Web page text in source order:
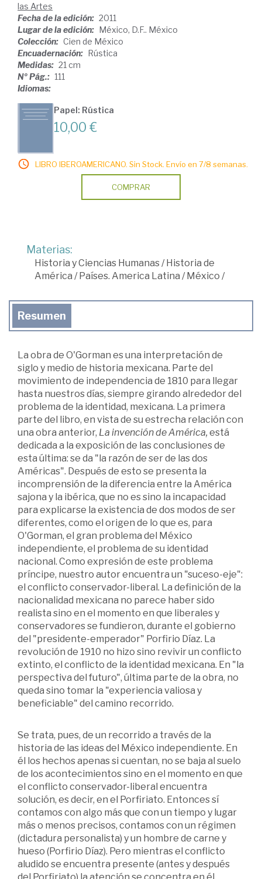
las Artes
Fecha de la edición: 2011
Lugar de la edición: México, D.F.. México
Colección: Cien de México
Encuadernación: Rústica
Medidas: 21 cm
Nº Pág.: 111
Idiomas:
Papel: Rústica
10,00 €
LIBRO IBEROAMERICANO. Sin Stock. Envío en 7/8 semanas.
COMPRAR
Materias:
Historia y Ciencias Humanas/Historia de
América /Países. America Latina /México /
Resumen
La obra de O'Gorman es una interpretación de
siglo y medio de historia mexicana. Parte del
movimiento de independencia de 1810 para llegar
hasta nuestros días, siempre girando alrededor del
problema de la identidad, mexicana. La primera
parte del libro, en vista de su estrecha relación con
una obra anterior, La invención de América, está
dedicada a la exposición de las conclusiones de
esta última: se da "la razón de ser de las dos
Américas". Después de esto se presenta la
incomprensión de la diferencia entre la América
sajona y la ibérica, que no es sino la incapacidad
para explicarse la existencia de dos modos de ser
diferentes, como el origen de lo que es, para
O'Gorman, el gran problema del México
independiente, el problema de su identidad
nacional. Como expresión de este problema
príncipe, nuestro autor encuentra un "suceso-eje":
el conflicto conservador-liberal. La definición de la
nacionalidad mexicana no parece haber sido
realista sino en el momento en que liberales y
conservadores se fundieron, durante el gobierno
del "presidente-emperador" Porfirio Díaz. La
revolución de 1910 no hizo sino revivir un conflicto
extinto, el conflicto de la identidad mexicana. En "la
perspectiva del futuro", última parte de la obra, no
queda sino tomar la "experiencia valiosa y
beneficiable" del camino recorrido.
Se trata, pues, de un recorrido a través de la
historia de las ideas del México independiente. En
él los hechos apenas si cuentan, no se baja al suelo
de los acontecimientos sino en el momento en que
el conflicto conservador-liberal encuentra
solución, es decir, en el Porfiriato. Entonces sí
contamos con algo más que con un tiempo y lugar
más o menos precisos, contamos con un régimen
(dictadura personalista) y un hombre de carne y
hueso (Porfirio Díaz). Pero mientras el conflicto
aludido se encuentra presente (antes y después